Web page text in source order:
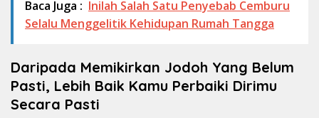
Baca Juga : Inilah Salah Satu Penyebab Cemburu
Selalu Menggelitik Kehidupan Rumah Tangga
Daripada Memikirkan Jodoh Yang Belum
Pasti, Lebih Baik Kamu Perbaiki Dirimu
Secara Pasti